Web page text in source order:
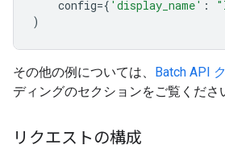
config={ 'display_name' :
)
その他の例については、 Batch API
ディングのセクションをご覧くださ
リクエストの構成